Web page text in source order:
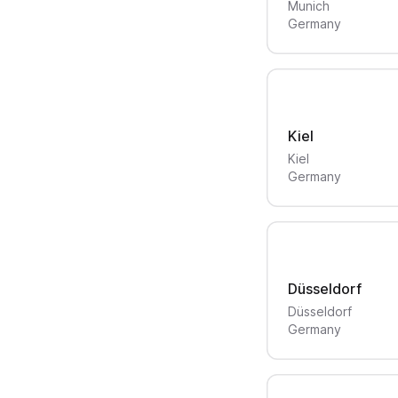
Munich
Germany
Kiel
Kiel
Germany
Düsseldorf
Düsseldorf
Germany